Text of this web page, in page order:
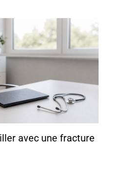
avec une fracture